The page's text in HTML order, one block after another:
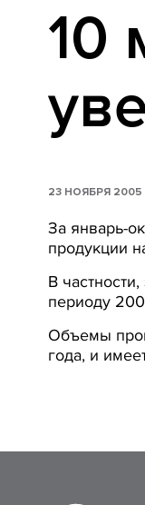
10
23 НОЯБРЯ 2005
За январь-
продукции
В
периоду
Объемы
года, и